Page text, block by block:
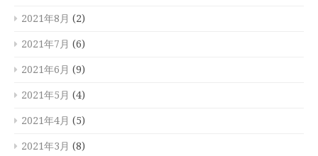
2021年8月 (2)
2021年7月 (6)
2021年6月 (9)
2021年5月 (4)
2021年4月 (5)
2021年3月 (8)